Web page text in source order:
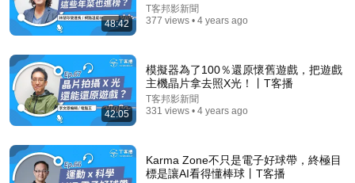
48:42
T客邦影新聞
377 views • 4 years ago
42:05
模擬器為了100％還原懷舊遊戲，把遊戲
主機晶片拿去照X光！丨T客播
T客邦影新聞
331 views • 4 years ago
Karma Zone不只是電子好球帶，終極目
標是讓AI看得懂棒球丨T客播